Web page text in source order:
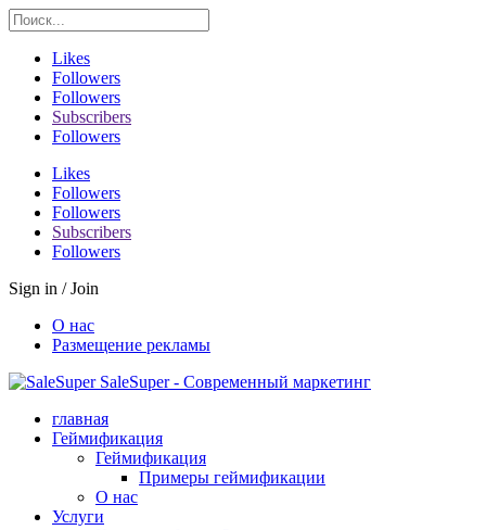
Likes
Followers
Followers
Subscribers
Followers
Likes
Followers
Followers
Subscribers
Followers
Sign in / Join
О нас
Размещение рекламы
SaleSuper - Современный маркетинг
главная
Геймификация
Геймификация
Примеры геймификации
О нас
Услуги